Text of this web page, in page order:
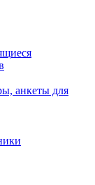
анкеты для